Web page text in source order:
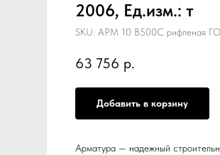
2006, Ед.изм.: т
SKU: АРМ 10 В500С рифленая
63 756 р.
Добавить в корзину
Арматура — надежный